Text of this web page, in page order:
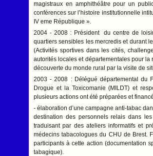
magistraux en amphithéâtre pour un
conférences sur l’histoire institutionnelle
IV eme République ».
2004 - 2008 : Président du centre de
quartiers sensibles les mercredis et durant
(Activités sportives dans les cités,
autorités locales et départementales pour
découverte du monde rural par la visite de
2003 - 2008 : Délégué départemental du
Drogue et la Toxicomanie (MILDT) et
plusieurs actions ont été préparées et
- élaboration d’une campagne anti-tabac
destination des personnels relais dans
traduisant par des ateliers informatifs et
médecins tabacologues du CHU de Brest.
participants à cette action (documentation
tabagique).